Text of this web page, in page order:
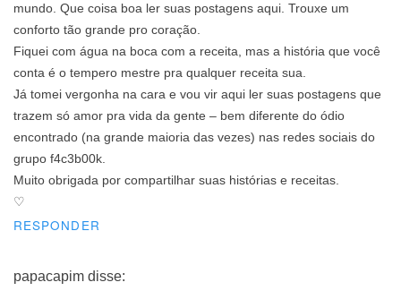
mundo. Que coisa boa ler suas postagens aqui. Trouxe um
conforto tão grande pro coração.
Fiquei com água na boca com a receita, mas a história que você
conta é o tempero mestre pra qualquer receita sua.
Já tomei vergonha na cara e vou vir aqui ler suas postagens que
trazem só amor pra vida da gente – bem diferente do ódio
encontrado (na grande maioria das vezes) nas redes sociais do
grupo f4c3b00k.
Muito obrigada por compartilhar suas histórias e receitas.
♡
RESPONDER
papacapim disse: